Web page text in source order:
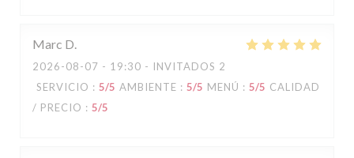
Marc D
2026-08-07 - 19:30 - INVITADOS 2
SERVICIO : 5/5 AMBIENTE : 5/5 MENÚ : 5/5 CALIDAD
/ PRECIO : 5/5